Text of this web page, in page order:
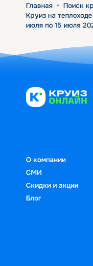
Главная • Поиск
Круиз на
июля по 15 июля
О компании
СМИ
Скидки и акции
Блог